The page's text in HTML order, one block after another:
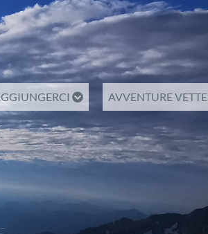
AVVENTURE VETTE